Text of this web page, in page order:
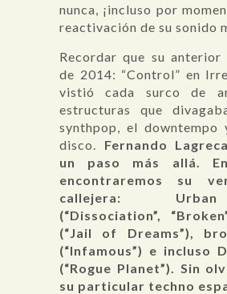
nunca, ¡incluso por
reactivación de su sonido
Recordar que su anterior
de 2014: “Control” en
vistió cada surco de
estructuras que
synthpop, el downtempo
disco. Fernando
un paso más allá.
encontraremos su
callejera:
(“Dissociation”,
(“Jail of Dreams”),
(“Infamous”) e incluso
(“Rogue Planet”). Sin
su particular techno